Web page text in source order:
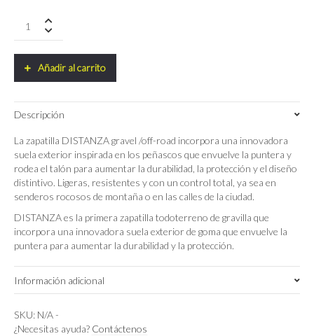
Zapatillas
Distanza
Añadir al carrito
Descripción
La zapatilla DISTANZA gravel /off-road incorpora una innovadora
suela exterior inspirada en los peñascos que envuelve la puntera y
rodea el talón para aumentar la durabilidad, la protección y el diseño
distintivo. Ligeras, resistentes y con un control total, ya sea en
senderos rocosos de montaña o en las calles de la ciudad.
DISTANZA es la primera zapatilla todoterreno de gravilla que
incorpora una innovadora suela exterior de goma que envuelve la
puntera para aumentar la durabilidad y la protección.
Información adicional
Color
SKU: N/A-
¿Necesitas ayuda? Contáctenos